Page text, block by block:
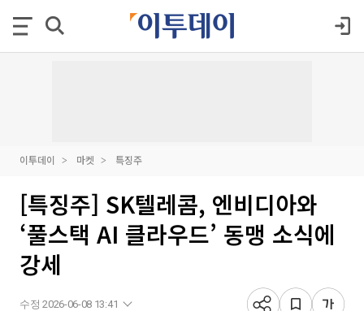
이투데이 마켓 특징주
[특징주] SK텔레콤, 엔비디아와
‘풀스택 AI 클라우드’ 동맹 소식에
강세
수정 2026-06-08 13:41